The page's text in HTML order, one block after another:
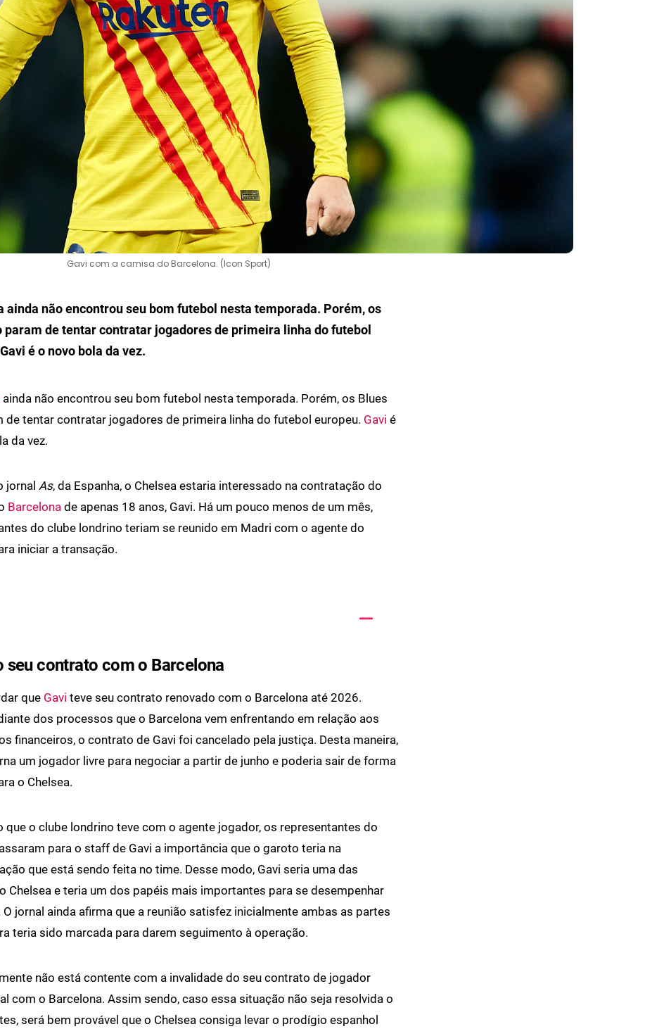
Gavi com a camisa do Barcelona. (Icon Sport)
ainda não encontrou seu bom futebol nesta temporada. Porém, os
param de tentar contratar jogadores de primeira linha do futebol
é o novo bola da vez.
ainda não encontrou seu bom futebol nesta temporada. Porém, os Blues
de tentar contratar jogadores de primeira linha do futebol europeu. Gavi é
da vez.
jornal As, da Espanha, o Chelsea estaria interessado na contratação do
Barcelona de apenas 18 anos, Gavi. Há um pouco menos de um mês,
do clube londrino teriam se reunido em Madri com o agente do
iniciar a transação.
seu contrato com o Barcelona
que Gavi teve seu contrato renovado com o Barcelona até 2026.
dos processos que o Barcelona vem enfrentando em relação aos
financeiros, o contrato de Gavi foi cancelado pela justiça. Desta maneira,
um jogador livre para negociar a partir de junho e poderia sair de forma
o Chelsea.
que o clube londrino teve com o agente jogador, os representantes do
para o staff de Gavi a importância que o garoto teria na
que está sendo feita no time. Desse modo, Gavi seria uma das
Chelsea e teria um dos papéis mais importantes para se desempenhar
O jornal ainda afirma que a reunião satisfez inicialmente ambas as partes
teria sido marcada para darem seguimento à operação.
não está contente com a invalidade do seu contrato de jogador
com o Barcelona. Assim sendo, caso essa situação não seja resolvida o
será bem provável que o Chelsea consiga levar o prodígio espanhol